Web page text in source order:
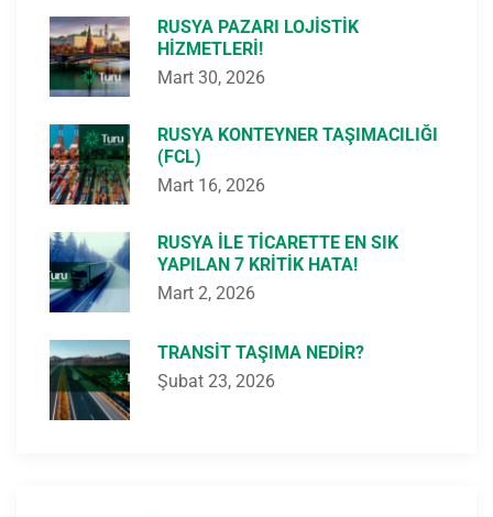
RUSYA PAZARI LOJISTIK
HIZMETLERI!
Mart 30, 2026
RUSYA KONTEYNER TAŞIMACILIĞI
(FCL)
Mart 16, 2026
RUSYA ILE TICARETTE EN SIK
YAPILAN 7 KRITIK HATA!
Mart 2, 2026
TRANSIT TAŞIMA NEDIR?
Şubat 23, 2026